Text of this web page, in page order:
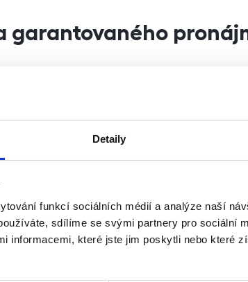
Detaily
funkcí sociálních médií a analýze naší
sdílíme se svými partnery pro sociální
informacemi, které jste jim poskytli nebo které
garantovaného
poplatek zbaví veškerých výše zmíněných
i v případě nájemníků neplatičů či pokud
ale také garantuje vrácení nemovitosti
se o přepis energií a pojištění
nemovitosti, když je potřeba. Služba je
pravidelně a bez starostí inkasovat
Ocení ji tedy například ti, kteří byt koupili na